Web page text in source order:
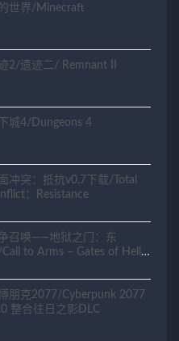
世界/Minecraft
2/遗迹二/ Remnant II
城4/Dungeons 4
冲突：抵抗v0.7下载/Total
：Resistance
召唤——地狱之门：东
to Arms – Gates of Hell:
朋克2077/Cyberpunk 2077
整合往日之影DLC